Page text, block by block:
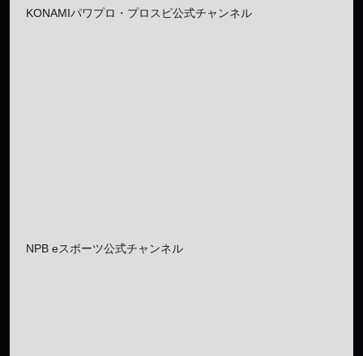
KONAMIパワプロ・プロスピ公式チャンネル
NPB eスポーツ公式チャンネル